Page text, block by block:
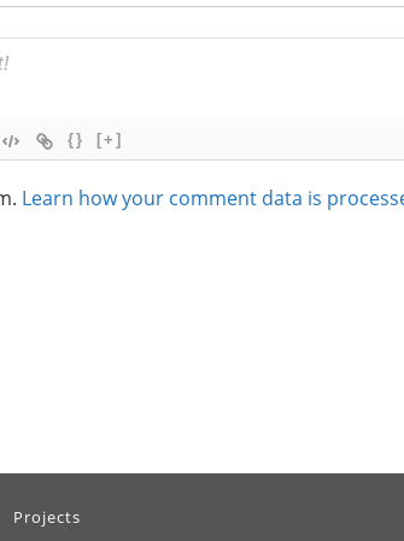
{} [+]
Learn how your comment data is
Projects